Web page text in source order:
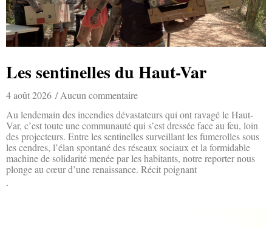
Les sentinelles du Haut-Var
4 août 2026
Aucun commentaire
Au lendemain des incendies dévastateurs qui ont ravagé le Haut-
Var, c’est toute une communauté qui s’est dressée face au feu, loin
des projecteurs. Entre les sentinelles surveillant les fumerolles sous
les cendres, l’élan spontané des réseaux sociaux et la formidable
machine de solidarité menée par les habitants, notre reporter nous
plonge au cœur d’une renaissance. Récit poignant